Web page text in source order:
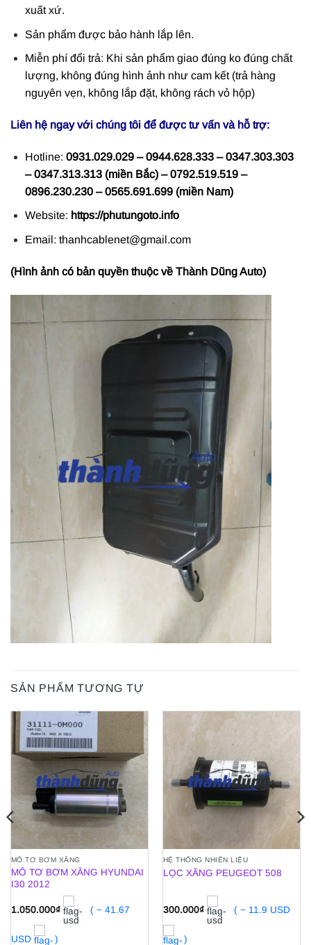
xuất xứ.
Sản phẩm được bảo hành lắp lên.
Miễn phí đổi trả: Khi sản phẩm giao đúng ko đúng chất
lượng, không đúng hình ảnh như cam kết (trả hàng
nguyên vẹn, không lắp đặt, không rách vỏ hộp)
Liên hệ ngay với chúng tôi để được tư vấn và hỗ trợ:
Hotline: 0931.029.029 – 0944.628.333 – 0347.303.303
– 0347.313.313 (miền Bắc) – 0792.519.519 –
0896.230.230 – 0565.691.699 (miền Nam)
Website: https://phutungoto.info
Email: thanhcablenet@gmail.com
(Hình ảnh có bản quyền thuộc về Thành Dũng Auto)
SẢN PHẨM TƯƠNG TỰ
MÔ TƠ BƠM XĂNG
MÔ TƠ BƠM XĂNG HYUNDAI
I30 2012
1.050.000₫ ( ~ 41.67
USD )
HỆ THỐNG NHIÊN LIỆU
LỌC XĂNG PEUGEOT 508
300.000₫ ( ~ 11.9 USD
)